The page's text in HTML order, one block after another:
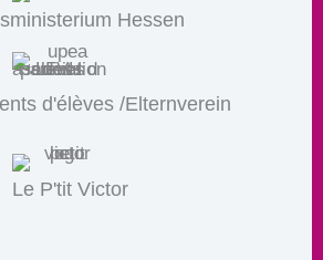
Hessen
d'élèves /Elternverein
Le P'tit Victor